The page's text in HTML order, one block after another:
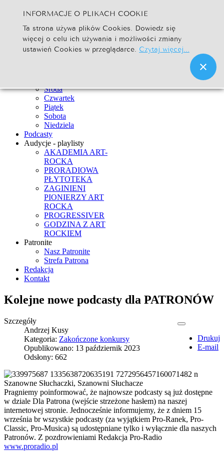
Szukaj... Go
Strona Główna
Newsy
Środa
Czwartek
Piątek
Sobota
Niedziela
Podcasty
Audycje - playlisty
AKADEMIA ART-
ROCKA
PRORADIOWA
PŁYTOTEKA
ZAGINIENI
PIONIERZY ART
ROCKA
PROGRESSIVER
GODZINA Z ART
ROCKIEM
Patronite
Nasz Patronite
Strefa Patrona
Redakcja
Kontakt
Kolejne nowe podcasty dla PATRONÓW
Drukuj
E-mail
Szczegóły
Andrzej Kusy
Kategoria: Zakończone konkursy
Opublikowano: 13 październik 2023
Odsłony: 662
Szanowne Słuchaczki, Szanowni Słuchacze
Pragniemy poinformować, że najnowsze podcasty są już dostępne
w dziale Dla Patrona (wejście strzeżone hasłem) na naszej
internetowej stronie. Jednocześnie informujemy, że z dniem 15
września br wszystkie podcasty (za wyjątkiem Pro-Ranek, Pro-
Classic, Pro-Musica) są udostępniane tylko i wyłącznie dla naszych
Patronów. Z pozdrowieniami Redakcja Pro-Radio
www.proradio.pl
INFORMACJE O PLIKACH COOKIE
Ta strona używa plików Cookies. Dowiedz się
więcej o celu ich używania i możliwości zmiany
ustawień Cookies w przeglądarce. Czytaj więcej...